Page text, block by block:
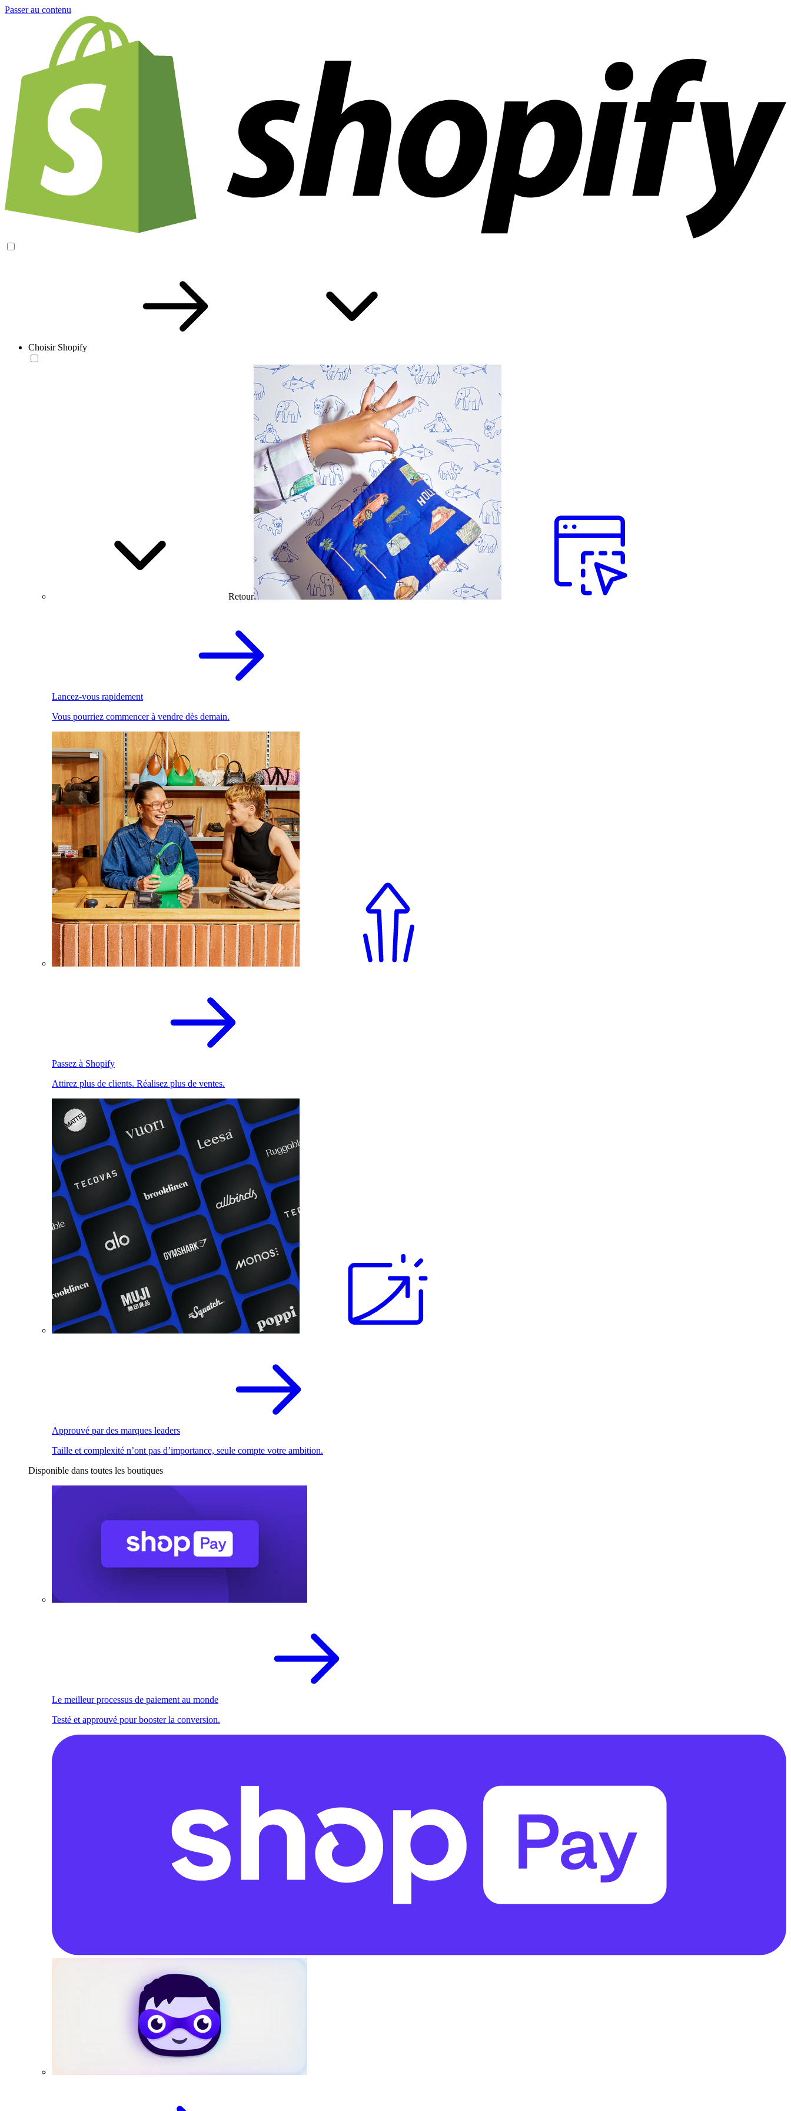
Passer au contenu
Choisir Shopify
Retour
Lancez-vous rapidement
Vous pourriez commencer à vendre dès demain.
Passez à Shopify
Attirez plus de clients. Réalisez plus de ventes.
Approuvé par des marques leaders
Taille et complexité n’ont pas d’importance, seule compte votre ambition.
Disponible dans toutes les boutiques
Le meilleur processus de paiement au monde
Testé et approuvé pour booster la conversion.